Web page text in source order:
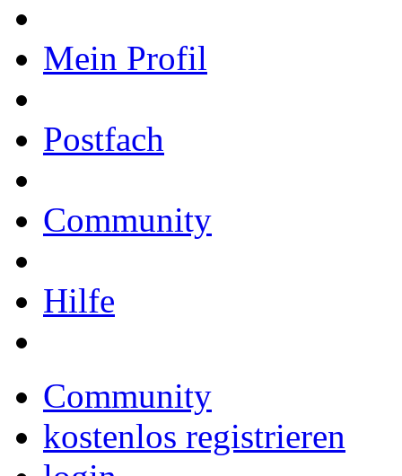
Mein Profil
Postfach
Community
Hilfe
Community
kostenlos registrieren